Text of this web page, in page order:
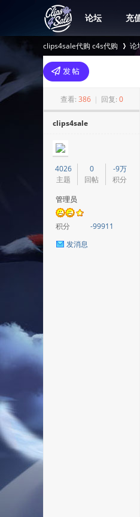
论坛 充
clips4sale代购 c4s代购
>
论
查看: 386 | 回复: 0
clips4sale
4026
主题
0
回帖
-9万
积分
管理员
积分
-99911
发消息